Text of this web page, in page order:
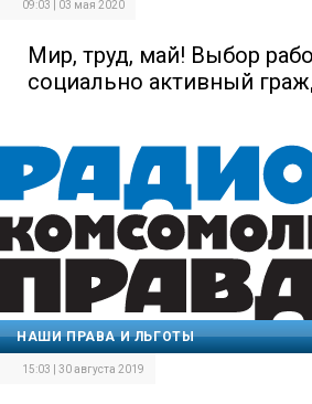
09:03 | 03 мая 2020
Мир, труд, май! Выбор
социально активный
НАШИ ПРАВА И ЛЬГОТЫ
15:03 | 30 августа 2019